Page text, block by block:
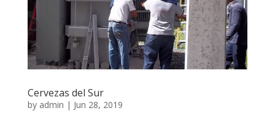
Cervezas del Sur
by admin | Jun 28, 2019